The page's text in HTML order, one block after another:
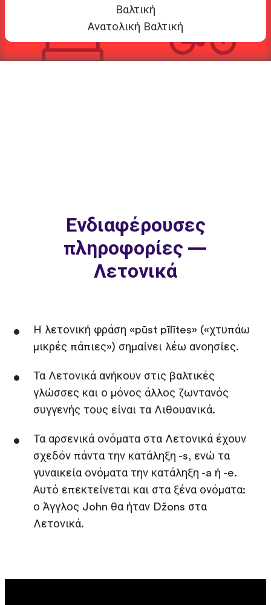
Βαλτική
Ανατολική Βαλτική
Ενδιαφέρουσες
πληροφορίες —
Λετονικά
Η λετονική φράση «pūst pīlītes» («χτυπάω
μικρές πάπιες») σημαίνει λέω ανοησίες.
Τα Λετονικά ανήκουν στις βαλτικές
γλώσσες και ο μόνος άλλος ζωντανός
συγγενής τους είναι τα Λιθουανικά.
Τα αρσενικά ονόματα στα Λετονικά έχουν
σχεδόν πάντα την κατάληξη -s, ενώ τα
γυναικεία ονόματα την κατάληξη -a ή -e.
Αυτό επεκτείνεται και στα ξένα ονόματα:
ο Άγγλος John θα ήταν Džons στα
Λετονικά.